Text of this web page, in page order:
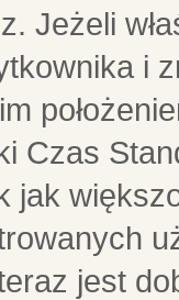
Jeżeli
i
Czas
jak
jest